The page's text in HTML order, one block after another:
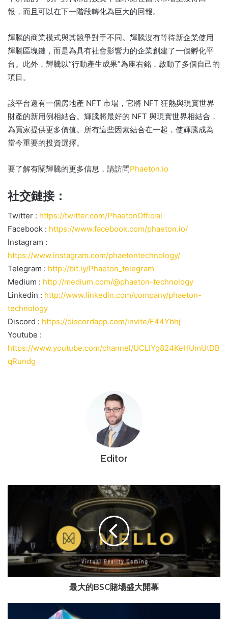
報，而且可以在下一階段轉化為巨大的回報。
輝騰的商業模式與其競爭對手不同。 輝騰沒有等待新企業使用
輝騰區塊鏈，而是為具有社會影響力的企業創建了一個孵化平
台。 此外，輝騰以“行動產生成果”為座右銘，啟動了多個自己的
項目。
該平台還有一個房地產 NFT 市場，它將 NFT 狂熱與現實世界
財產的新用例相結合。 輝騰將最好的 NFT 與現實世界相結合，
為買家提供更多價值。 所有這些因素結合在一起，使輝騰成為
當今重要的投資選擇。
要了解有關輝騰的更多信息，請訪問Phaeton.io
社交鏈接：
Twitter : https://twitter.com/PhaetonOfficial
Facebook : https://www.facebook.com/phaeton.io/
Instagram :
https://www.instagram.com/phaetontechnology/
Telegram : http://bit.ly/Phaeton_telegram
Medium : http://medium.com/@phaeton-technology
Linkedin : http://www.linkedin.com/company/phaeton-
technology
Discord : https://discordapp.com/invite/F44Ybhj
Youtube :
https://www.youtube.com/channel/UCLIYg824KeHUmUtDB
qRundg
Editor
最大的BSC賭場盛大開幕